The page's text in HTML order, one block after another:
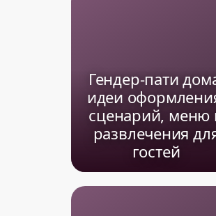
Гендер-пати
идеи
сценарий, меню
развлечения
гостей